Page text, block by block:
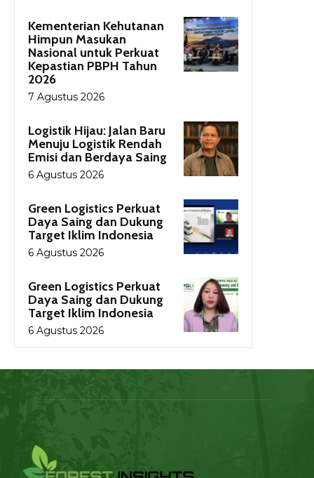
Kementerian Kehutanan
Himpun Masukan
Nasional untuk Perkuat
Kepastian PBPH Tahun
2026
7 Agustus 2026
Logistik Hijau: Jalan Baru
Menuju Logistik Rendah
Emisi dan Berdaya Saing
6 Agustus 2026
Green Logistics Perkuat
Daya Saing dan Dukung
Target Iklim Indonesia
6 Agustus 2026
Green Logistics Perkuat
Daya Saing dan Dukung
Target Iklim Indonesia
6 Agustus 2026